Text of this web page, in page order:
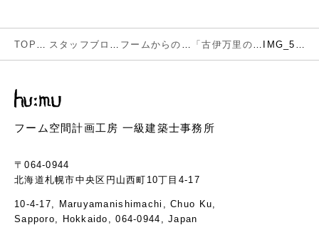
フーム空間計画工房 一級建築士事務所
〒064-0944
北海道札幌市中央区円山西町10丁目4-17
10-4-17, Maruyamanishimachi, Chuo Ku,
Sapporo, Hokkaido, 064-0944, Japan